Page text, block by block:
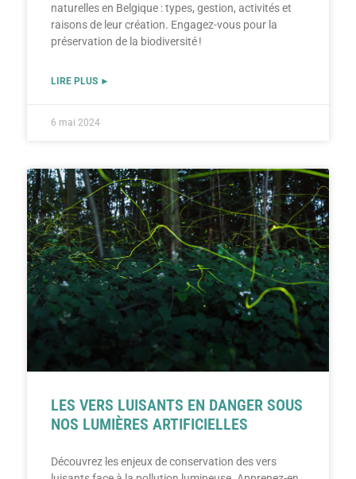
naturelles en Belgique : types, gestion, activités et
raisons de leur création. Engagez-vous pour la
préservation de la biodiversité !
LIRE PLUS ►
6 mai 2024
LES VERS LUISANTS EN DANGER SOUS
NOS LUMIÈRES ARTIFICIELLES
Découvrez les enjeux de conservation des vers